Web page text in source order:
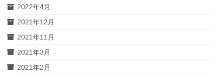
2022年4月
2021年12月
2021年11月
2021年3月
2021年2月